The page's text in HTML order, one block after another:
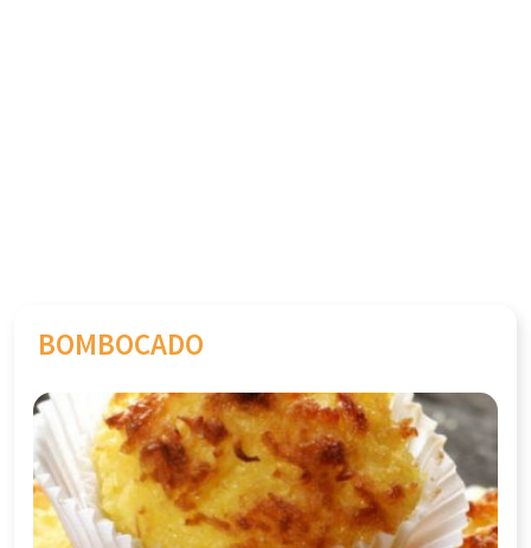
BOMBOCADO